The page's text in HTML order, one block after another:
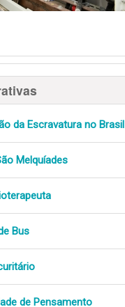
da Escravatura no Brasil
Melquíades
Bus
de Pensamento